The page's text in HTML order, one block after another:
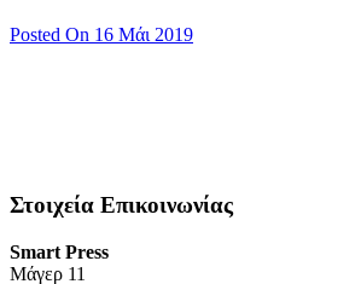
Posted On 16 Μάι 2019
Στοιχεία Επικοινωνίας
Smart Press
Mάγερ 11